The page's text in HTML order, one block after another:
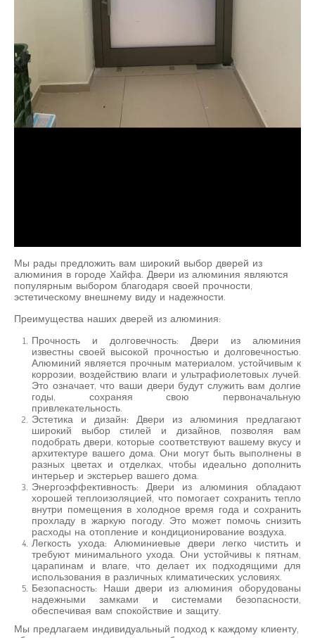
Мы рады предложить вам широкий выбор дверей из
алюминия в городе Хайфа. Двери из алюминия являются
популярным выбором благодаря своей прочности,
эстетическому внешнему виду и надежности.
Преимущества наших дверей из алюминия:
Прочность и долговечность: Двери из алюминия
известны своей высокой прочностью и долговечностью.
Алюминий является прочным материалом, устойчивым к
коррозии, воздействию влаги и ультрафиолетовых лучей.
Это означает, что ваши двери будут служить вам долгие
годы, сохраняя свою первоначальную
привлекательность.
Эстетика и дизайн: Двери из алюминия предлагают
широкий выбор стилей и дизайнов, позволяя вам
подобрать двери, которые соответствуют вашему вкусу и
архитектуре вашего дома. Они могут быть выполнены в
разных цветах и отделках, чтобы идеально дополнить
интерьер и экстерьер вашего дома.
Энергоэффективность: Двери из алюминия обладают
хорошей теплоизоляцией, что помогает сохранить тепло
внутри помещения в холодное время года и сохранить
прохладу в жаркую погоду. Это может помочь снизить
расходы на отопление и кондиционирование воздуха.
Легкость ухода: Алюминиевые двери легко чистить и
требуют минимального ухода. Они устойчивы к пятнам,
царапинам и влаге, что делает их подходящими для
использования в различных климатических условиях.
Безопасность: Наши двери из алюминия оборудованы
надежными замками и системами безопасности,
обеспечивая вам спокойствие и защиту.
Мы предлагаем индивидуальный подход к каждому клиенту,